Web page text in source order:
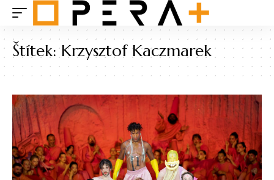
Štítek:Krzysztof Kaczmarek